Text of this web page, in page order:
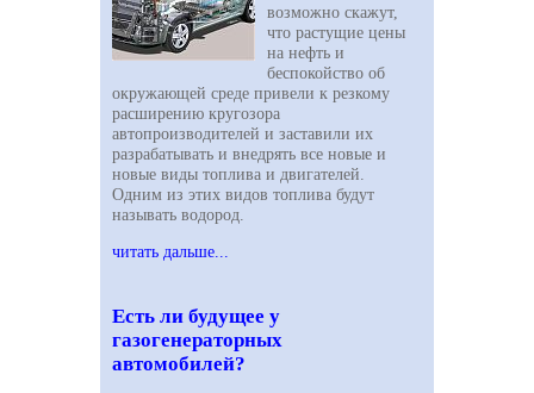
возможно скажут,
что растущие цены
на нефть и
беспокойство об
окружающей среде привели к резкому
расширению кругозора
автопроизводителей и заставили их
разрабатывать и внедрять все новые и
новые виды топлива и двигателей.
Одним из этих видов топлива будут
называть водород.
читать дальше...
Есть ли будущее у
газогенераторных
автомобилей?